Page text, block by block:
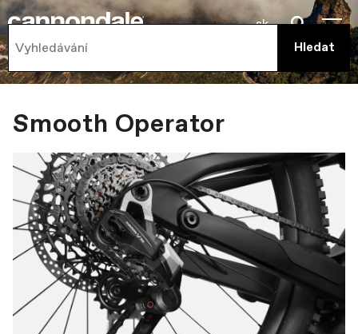
sk
Smooth Operator